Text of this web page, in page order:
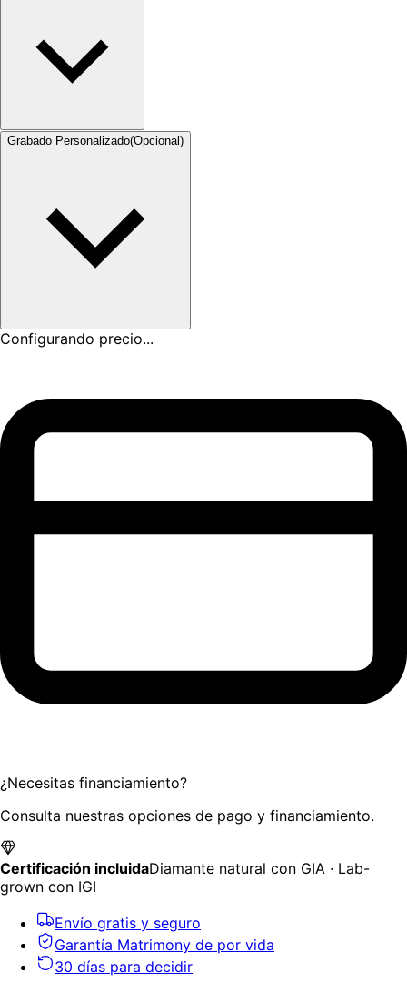
Grabado Personalizado(Opcional)
Configurando precio...
¿Necesitas financiamiento?
Consulta nuestras opciones de pago y financiamiento.
Certificación incluidaDiamante natural con GIA · Lab-
grown con IGI
Envío gratis y seguro
Garantía Matrimony de por vida
30 días para decidir